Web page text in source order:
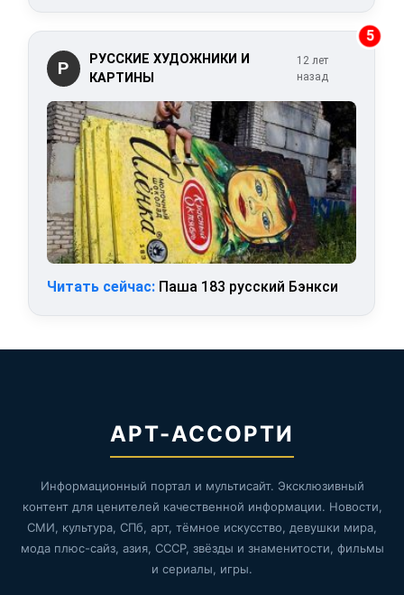
5
Р
РУССКИЕ ХУДОЖНИКИ И
КАРТИНЫ
12 лет
назад
Читать сейчас: Паша 183 русский Бэнкси
АРТ-АССОРТИ
Информационный портал и мультисайт. Эксклюзивный
контент для ценителей качественной информации. Новости,
СМИ, культура, СПб, арт, тёмное искусство, девушки мира,
мода плюс-сайз, азия, СССР, звёзды и знаменитости, фильмы
и сериалы, игры.